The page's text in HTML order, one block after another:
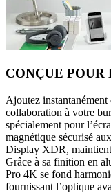
CONÇUE
Ajoutez
collaboration à votre
spécialement pour
magnétique sécurisé
Display XDR,
Grâce à sa finition en
Pro 4K se fond
fournissant l’optique